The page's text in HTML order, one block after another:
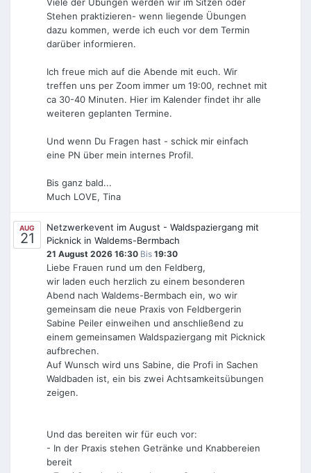
Viele der Übungen werden wir im Sitzen oder
Stehen praktizieren- wenn liegende Übungen
dazu kommen, werde ich euch vor dem Termin
darüber informieren.
Ich freue mich auf die Abende mit euch. Wir
treffen uns per Zoom immer um 19:00, rechnet mit
ca 30-40 Minuten. Hier im Kalender findet ihr alle
weiteren geplanten Termine.
Und wenn Du Fragen hast - schick mir einfach
eine PN über mein internes Profil.
Bis ganz bald...
Much LOVE, Tina
AUG
21
Netzwerkevent im August - Waldspaziergang mit
Picknick in Waldems-Bermbach
21 August 2026 16:30 Bis 19:30
Liebe Frauen rund um den Feldberg,
wir laden euch herzlich zu einem besonderen
Abend nach Waldems-Bermbach ein, wo wir
gemeinsam die neue Praxis von Feldbergerin
Sabine Peiler einweihen und anschließend zu
einem gemeinsamen Waldspaziergang mit Picknick
aufbrechen.
Auf Wunsch wird uns Sabine, die Profi in Sachen
Waldbaden ist, ein bis zwei Achtsamkeitsübungen
zeigen.
Und das bereiten wir für euch vor:
- In der Praxis stehen Getränke und Knabbereien
bereit